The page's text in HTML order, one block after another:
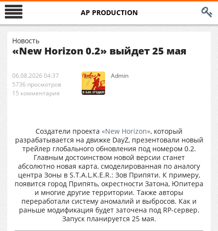
AP PRODUCTION
Новость
«New Horizon 0.2» выйдет 25 мая
06.08.2026 04:37
5736 просмотров
15 комментария
Аdmin
Создатели проекта «New Horizon», который
разрабатывается на движке DayZ, презентовали новый
трейлер глобального обновления под номером 0.2.
Главным достоинством новой версии станет
абсолютно новая карта, смоделированная по аналогу
центра Зоны в S.T.A.L.K.E.R.: Зов Припяти. К примеру,
появится город Припять, окрестности Затона, Юпитера
и многие другие территории. Также авторы
переработали систему аномалий и выбросов. Как и
раньше модификация будет заточена под RP-сервер.
Запуск планируется 25 мая.